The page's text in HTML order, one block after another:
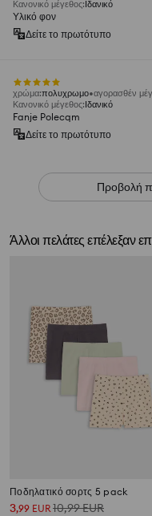
Κανονικό μέγεθος:Ιδανικό
Υλικό φον
Δείτε το πρωτότυπο
χρώμα:πολυχρωμο αγορασθέν
Κανονικό μέγεθος:Ιδανικό
Fanje Polecqm
Δείτε το πρωτότυπο
Προβολή
Άλλοι πελάτες επέλεξαν
Ποδηλατικό σορτς 5 pack
3,99 EUR10,99EUR